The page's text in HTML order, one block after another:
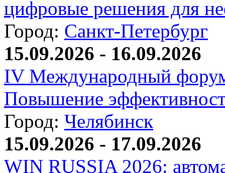
цифровые решения для
Город: Санкт-Петербург
15.09.2026 - 16.09.2026
IV Международный
Повышение
Город: Челябинск
15.09.2026 - 17.09.2026
WIN RUSSIA 2026: